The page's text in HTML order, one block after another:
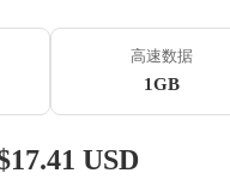
高速数据
1GB
USD